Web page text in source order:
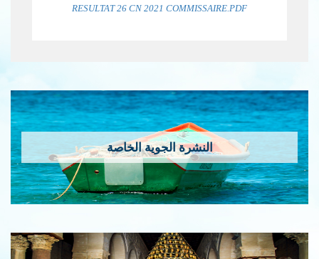
RESULTAT 26 CN 2021 COMMISSAIRE.PDF
النشرة الجوية الخاصة